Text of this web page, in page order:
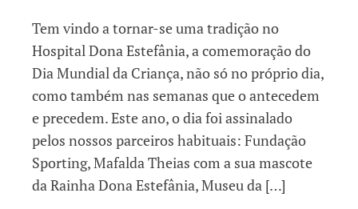
Tem vindo a tornar-se uma tradição no
Hospital Dona Estefânia, a comemoração do
Dia Mundial da Criança, não só no próprio dia,
como também nas semanas que o antecedem
e precedem. Este ano, o dia foi assinalado
pelos nossos parceiros habituais: Fundação
Sporting, Mafalda Theias com a sua mascote
da Rainha Dona Estefânia, Museu da […]